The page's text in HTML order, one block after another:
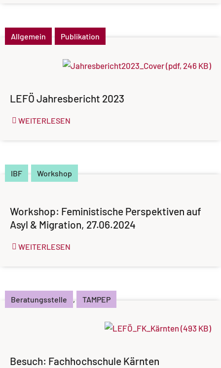
Allgemein Publikation
LEFÖ Jahresbericht 2023
WEITERLESEN
IBF Workshop
Workshop: Feministische Perspektiven auf
Asyl & Migration, 27.06.2024
WEITERLESEN
Beratungsstelle , TAMPEP
Besuch: Fachhochschule Kärnten